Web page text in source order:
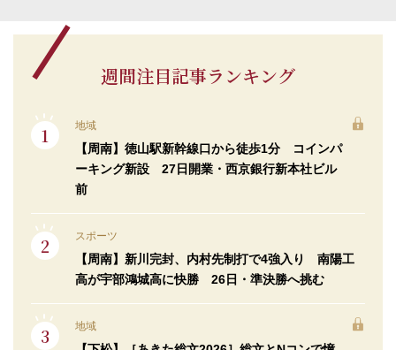
週間注目記事ランキング
地域
【周南】徳山駅新幹線口から徒歩1分 コインパ
ーキング新設 27日開業・西京銀行新本社ビル
前
スポーツ
【周南】新川完封、内村先制打で4強入り 南陽工
高が宇部鴻城高に快勝 26日・準決勝へ挑む
地域